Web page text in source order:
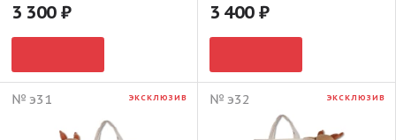
3 300 3 400
№ э31 ЭКСКЛЮЗИВ № э32 ЭКСКЛЮЗИВ